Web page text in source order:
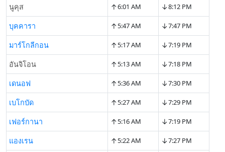
นูคุส ↑6:01 AM ↓8:12 PM
บุคคารา ↑5:47 AM ↓7:47 PM
มาร์โกลีกอน ↑5:17 AM ↓7:19 PM
อันจิโอน ↑5:13 AM ↓7:18 PM
เดนอฟ ↑5:36 AM ↓7:30 PM
เบโกบัด ↑5:27 AM ↓7:29 PM
เฟอร์กานา ↑5:16 AM ↓7:19 PM
แองเรน ↑5:22 AM ↓7:27 PM